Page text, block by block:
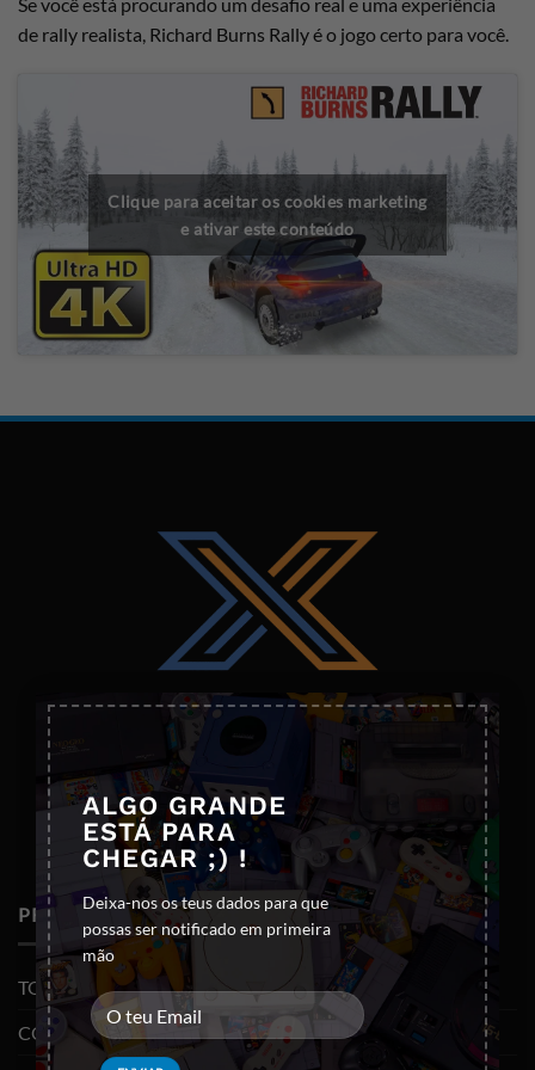
ALGO GRANDE
ESTÁ PARA
CHEGAR ;) !
Deixa-nos os teus dados para que
possas ser notificado em primeira
mão
×
Se você está procurando um desafio real e uma experiência
de rally realista, Richard Burns Rally é o jogo certo para você.
Clique para aceitar os cookies marketing
e ativar este conteúdo
PRODUTOS
TODOS OS PRODUTOS
CONSOLAS E VIDEOJOGOS